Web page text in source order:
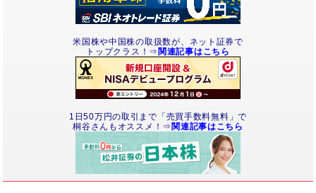
米国株や中国株の取扱数が、ネット証券で
トップクラス！⇒ 関連記事はこちら
1日50万円の取引まで「売買手数料無料」で
桐谷さんもオススメ！⇒ 関連記事はこちら